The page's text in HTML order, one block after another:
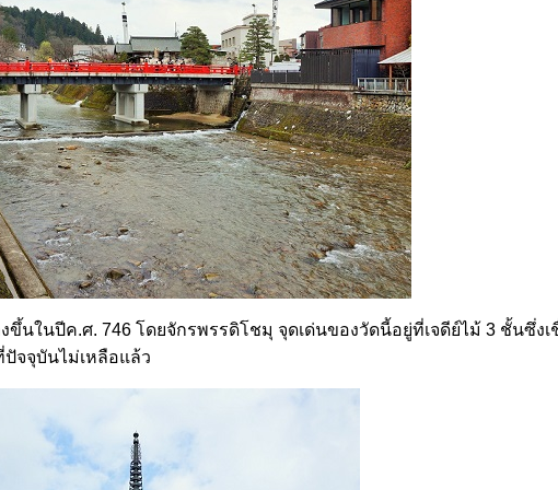
ขึ้นในปีค.ศ. 746 โดยจักรพรรดิโชมุ จุดเด่นของวัดนี้อยู่ที่เจดีย์ไม้ 3 ชั้นซึ่ง
ปัจจุบันไม่เหลือแล้ว